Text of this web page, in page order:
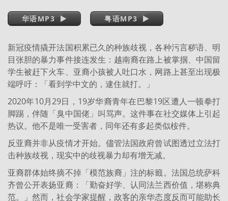
华语MP3 粤语MP3
新冠疫情撬开法国积累已久的种族歧视，各种污言秽语、明
目张胆的暴力事件接连发生：越南裔在路上被掌掴、中国留
学生被赶下火车、亚裔小孩被人吐口水，网路上甚至出现极
端呼吁：「看到学中文的，逮住就打。」
2020年10月29日，19岁华裔青年在巴黎19区遭人一顿拳打
脚踢，伴随「臭中国佬」叫骂声。这件事在社交媒体上引起
热议。他不是唯一受害者，同年还有多起类似桉件。
反亚裔并非从疫情才开始。儘管法国政府曾试图透过立法打
击种族歧视，现实中的歧视暴力却有增无减。
亚裔群体始终摘不掉「模范族裔」注的标籤。法国总统萨科
齐曾公开表扬亚裔：「勤奋好学、认同法兰西价值，堪称典
范。」然而，社会学家提醒，政客的亲华态度反而可能助长